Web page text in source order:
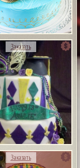
Заказать
Заказать